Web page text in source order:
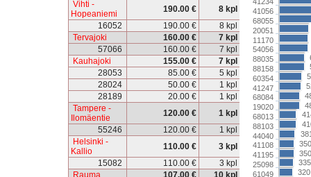
Vihti -
Hopeaniemi
190.00 €
8 kpl
16052
190.00 €
8 kpl
Tervajoki
160.00 €
7 kpl
57066
160.00 €
7 kpl
Kauhajoki
155.00 €
7 kpl
28053
85.00 €
5 kpl
28024
50.00 €
1 kpl
28189
20.00 €
1 kpl
Tampere -
Ilomäentie
120.00 €
1 kpl
55246
120.00 €
1 kpl
Helsinki -
Kallio
110.00 €
3 kpl
15082
110.00 €
3 kpl
Rauma
107.00 €
10 kpl
350
350
335
320
41234
41056
68055
20051
11170
54056
88035
88158
60354
41247
68084
19020
68013
88103
44040
41108
41195
25098
61049